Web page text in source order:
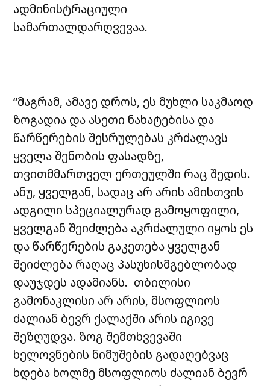
ადმინისტრაციული
სამართალდარღვევაა.
“მაგრამ, ამავე დროს, ეს მუხლი საკმაოდ
ზოგადია და ასეთი ნახატებისა და
წარწერების შესრულებას კრძალავს
ყველა შენობის ფასადზე,
თვითმმართველ ერთეულში რაც შედის.
ანუ, ყველგან, სადაც არ არის ამისთვის
ადგილი სპეციალურად გამოყოფილი,
ყველგან შეიძლება აკრძალული იყოს ეს
და წარწერების გაკეთება ყველგან
შეიძლება რაღაც პასუხისმგებლობად
დაუჯდეს ადამიანს. თბილისი
გამონაკლისი არ არის, მსოფლიოს
ძალიან ბევრ ქალაქში არის იგივე
შეზღუდვა. ზოგ შემთხვევაში
ხელოვნების ნიმუშების გადაღებვაც
ხდება ხოლმე მსოფლიოს ძალიან ბევრ